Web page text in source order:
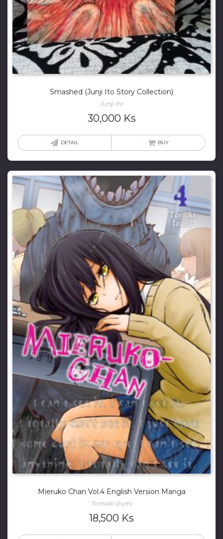
Smashed (Junji Ito Story Collection)
Junji Ito
30,000 Ks
DETAIL BUY
Mieruko Chan Vol.4 English Version Manga
Tomoki Izumi
18,500 Ks